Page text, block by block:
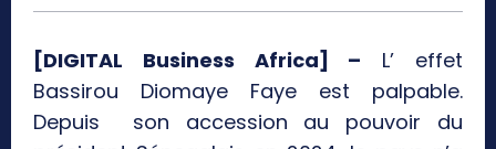
[DIGITAL Business Africa] – L’ effet
Bassirou Diomaye Faye est palpable.
Depuis son accession au pouvoir du